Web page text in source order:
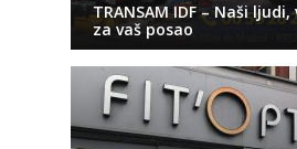
TRANSAM IDF – Naši
za vaš posao